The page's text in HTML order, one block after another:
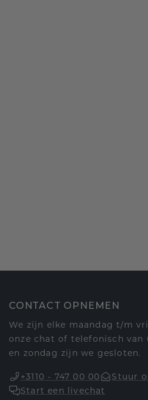
CONTACT OPNEMEN
We zijn elke maandag t/m
onze chat of telefonisch van
en zondag zijn we gesloten.
+3110 - 747 00 00
Stuur
Start een livechat